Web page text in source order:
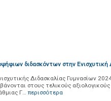
διδασκόντων στην Ενισχυτική
Διδασκαλίας Γυμνασίων
στους τελικούς
Γ… περισσότερα